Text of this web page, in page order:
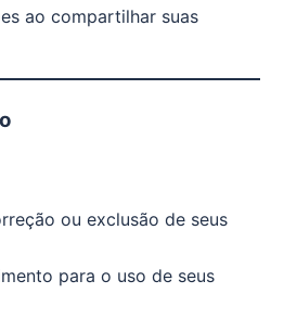
ao compartilhar suas
ou exclusão de seus
para o uso de seus